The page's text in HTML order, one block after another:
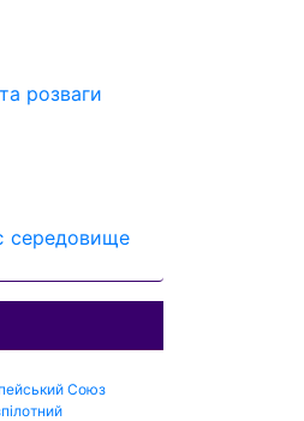
розваги
середовище
Союз